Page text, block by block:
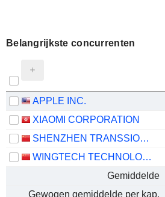
Belangrijkste concurrenten
APPLE INC.
XIAOMI CORPORATION
SHENZHEN TRANSSION HOLDINGS CO., LTD.
WINGTECH TECHNOLOGY CO.,LTD
Gemiddelde
Gewogen gemiddelde per kap.